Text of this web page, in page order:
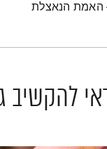
– האמת הנאצלת
להקשיב